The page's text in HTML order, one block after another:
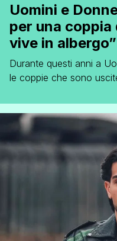
Uomini e
per una coppia
vive in albergo”
Durante questi anni a
le coppie che sono
altrettante hanno subito
Trono Over che ha
composta da Asmaa